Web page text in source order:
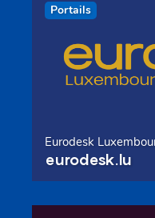
Portails
Eurodesk
eurodesk.lu